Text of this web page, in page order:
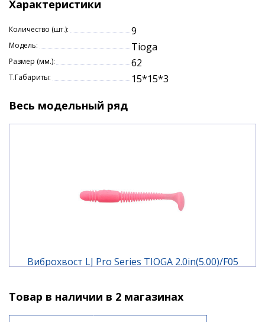
своевременно выполнить результативную
подсечку.
Характеристики
Количество (шт.): 9
Модель: Tioga
Размер (мм.): 62
Т.Габариты: 15*15*3
Весь модельный ряд
Виброхвост LJ Pro Series TIOGA 2.0in(5.00)/F05
330 ₽
Товар в наличии в 2 магазинах